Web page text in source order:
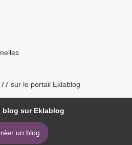
sur le portail Eklablog
blog sur Eklablog
un blog